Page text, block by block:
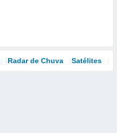
Radar de Chuva Satélites